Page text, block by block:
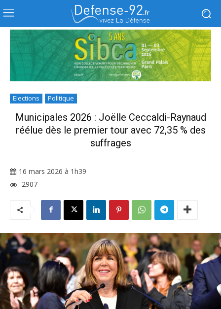
Elections Politique
Municipales 2026 : Joëlle Ceccaldi-Raynaud
réélue dès le premier tour avec 72,35 % des
suffrages
16 mars 2026 à 1h39
2907